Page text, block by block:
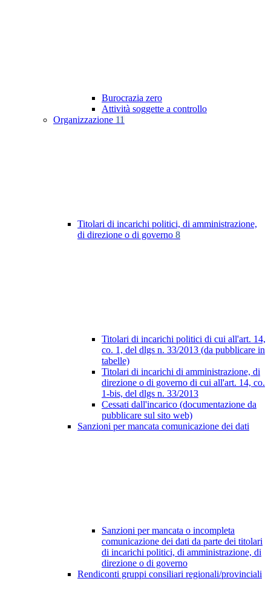
Burocrazia zero
Attività soggette a controllo
Organizzazione 11
Titolari di incarichi politici, di amministrazione,
di direzione o di governo 8
Titolari di incarichi politici di cui all'art. 14,
co. 1, del dlgs n. 33/2013 (da pubblicare in
tabelle)
Titolari di incarichi di amministrazione, di
direzione o di governo di cui all'art. 14, co.
1-bis, del dlgs n. 33/2013
Cessati dall'incarico (documentazione da
pubblicare sul sito web)
Sanzioni per mancata comunicazione dei dati
Sanzioni per mancata o incompleta
comunicazione dei dati da parte dei titolari
di incarichi politici, di amministrazione, di
direzione o di governo
Rendiconti gruppi consiliari regionali/provinciali